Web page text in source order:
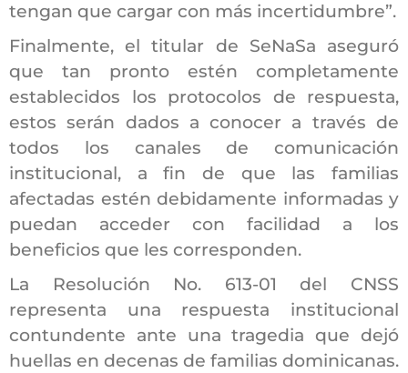
tengan que cargar con más incertidumbre”.
Finalmente, el titular de SeNaSa aseguró
que tan pronto estén completamente
establecidos los protocolos de respuesta,
estos serán dados a conocer a través de
todos los canales de comunicación
institucional, a fin de que las familias
afectadas estén debidamente informadas y
puedan acceder con facilidad a los
beneficios que les corresponden.
La Resolución No. 613-01 del CNSS
representa una respuesta institucional
contundente ante una tragedia que dejó
huellas en decenas de familias dominicanas.